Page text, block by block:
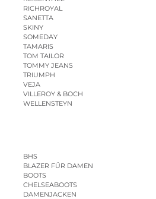
RICHROYAL
SANETTA
SKINY
SOMEDAY
TAMARIS
TOM TAILOR
TOMMY JEANS
TRIUMPH
VEJA
VILLEROY & BOCH
WELLENSTEYN
BHS
BLAZER FÜR DAMEN
BOOTS
CHELSEABOOTS
DAMENJACKEN